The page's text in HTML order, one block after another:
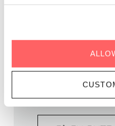
HVORNÅR | 30
PRIS | DKK 225